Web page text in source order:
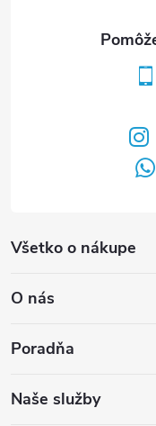
Všetko o nákupe
O nás
Poradňa
Naše služby